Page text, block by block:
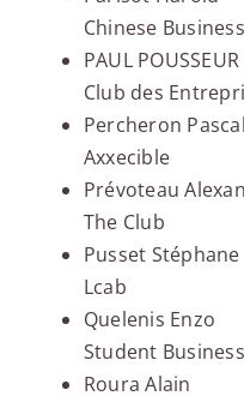
Chinese
PAUL
Club des
Percheron Pascal
Axxecible
Prévoteau
The Club
Pusset Stéphane
Lcab
Quelenis Enzo
Student
Roura Alain